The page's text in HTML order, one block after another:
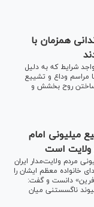
دادگستری استان مرکزی: ۲۰ زندانی همزمان با
مرکزی از آزادی ۲۰ زندانی واجد شرایط که به دلیل
مراسم وداع و تشییع
ساختن روح بخشش و
میلیونی امام
ولایت است
مردم ولایت‌مدار ایران
خانواده معظم ایشان را
دانست و گفت:
ناگسستنی میان